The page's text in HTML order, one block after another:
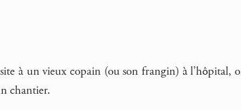
à un vieux copain (ou son frangin) à l’hôpital,
chantier.